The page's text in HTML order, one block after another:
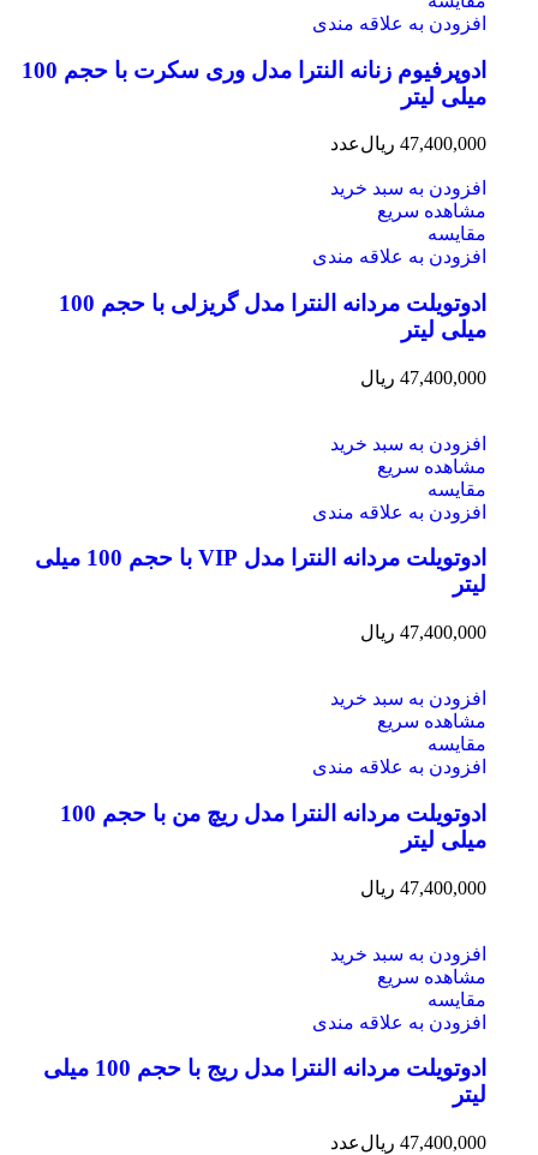
افزودن به علاقه مندی
ادوپرفیوم زنانه النترا مدل وری سکرت با حجم 100
میلی لیتر
47,400,000 ریالعدد
افزودن به سبد خرید
مشاهده سریع
مقایسه
افزودن به علاقه مندی
ادوتویلت مردانه النترا مدل گریزلی با حجم 100
میلی لیتر
47,400,000 ریال
افزودن به سبد خرید
مشاهده سریع
مقایسه
افزودن به علاقه مندی
ادوتویلت مردانه النترا مدل VIP با حجم 100 میلی
لیتر
47,400,000 ریال
افزودن به سبد خرید
مشاهده سریع
مقایسه
افزودن به علاقه مندی
ادوتویلت مردانه النترا مدل ریچ من با حجم 100
میلی لیتر
47,400,000 ریال
افزودن به سبد خرید
مشاهده سریع
مقایسه
افزودن به علاقه مندی
ادوتویلت مردانه النترا مدل ریج با حجم 100 میلی
لیتر
47,400,000 ریالعدد